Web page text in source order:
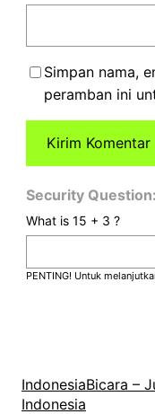
Simpan nama,
peramban ini
Security Question:
What is 15 + 3 ?
PENTING! Untuk
IndonesiaBicara –
Indonesia